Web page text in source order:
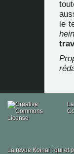
le
hein
La revue Koinai : qui et